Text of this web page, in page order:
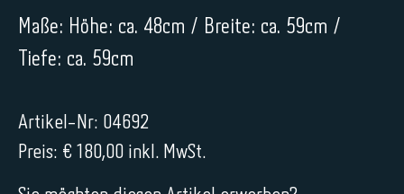
Maße: Höhe: ca. 48cm / Breite: ca. 59cm /
Tiefe: ca. 59cm
Artikel-Nr: 04692
Preis: € 180,00 inkl. MwSt.